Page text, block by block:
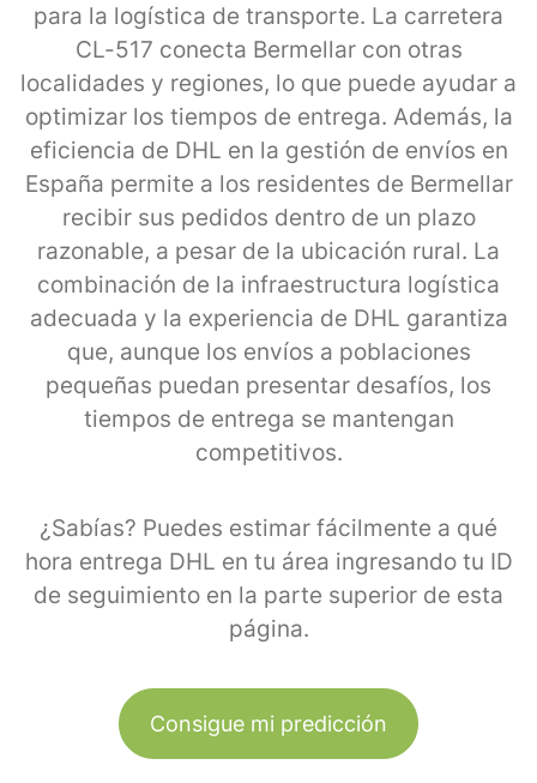
para la logística de transporte. La carretera
CL-517 conecta Bermellar con otras
localidades y regiones, lo que puede ayudar a
optimizar los tiempos de entrega. Además, la
eficiencia de DHL en la gestión de envíos en
España permite a los residentes de Bermellar
recibir sus pedidos dentro de un plazo
razonable, a pesar de la ubicación rural. La
combinación de la infraestructura logística
adecuada y la experiencia de DHL garantiza
que, aunque los envíos a poblaciones
pequeñas puedan presentar desafíos, los
tiempos de entrega se mantengan
competitivos.
¿Sabías? Puedes estimar fácilmente a qué
hora entrega DHL en tu área ingresando tu ID
de seguimiento en la parte superior de esta
página.
Consigue mi predicción